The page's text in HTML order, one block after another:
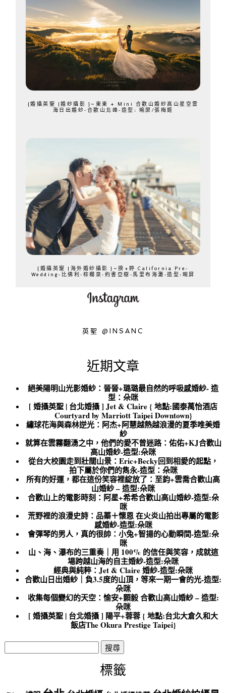
{婚攝英聖 |婚紗攝影 }~東東 + Mini 合歡山婚紗高山星空雲
海日出婚紗-合歡山北峰-造型: 晼屏/張梅姬
{婚攝英聖 |海外婚紗攝影 }~揆+婷 California Pre-
Wedding-比佛利-棕櫚泉-約書亞樹-馬里布海灘-造型:晼屏
英聖 @INSANC
近期文章
絕美陽明山光影婚紗：晉晉+璐璐最自然的呼吸感婚紗- 造
型：朵咪
[ 婚攝英聖 | 台北婚攝 ] Jet & Claire { 地點:國泰萬怡酒店
Courtyard by Marriott Taipei Downtown}
繡球花海與森林逆光：阿杰+阿慧越熱越浪漫的夏季唯美婚
紗
就算在雲霧翻湧之中，他們的愛不曾迷路：佑佑+KJ合歡山
高山婚紗-造型:朵咪
從台大校園走到壯闊山景：Eric+Becky回到相愛的起點，
拍下屬於你們的雋永-造型：朵咪
所有的好運，都在這份笑容裡綻放了：至鈞+雲喬合歡山高
山婚紗 – 造型:朵咪
合歡山上的電影時刻：阿星+希希合歡山高山婚紗-造型:朵
咪
荒野裡的浪漫史詩：品蓁＋懷恩 在火炎山拍出專屬的電影
感婚紗-造型:朵咪
會彈琴的男人，真的很帥：小兔+智揚的心動瞬間-造型:朵
咪
山、海、瀑布的三重奏｜用 100% 的信任與笑容，成就這
場跨越山海的自主婚紗-造型:朵咪
經典與純粹：Jet & Claire 婚紗-造型:朵咪
合歡山日出婚紗｜負3.5度的山頂，等來一期一會的光-造型:
朵咪
收集每個變幻的天空：愉安+顥毅 合歡山高山婚紗 – 造型:
朵咪
[ 婚攝英聖 | 台北婚攝 ] 陽平+蓉蓉 { 地點:台北大倉久和大
飯店The Okura Prestige Taipei}
搜
尋
標籤